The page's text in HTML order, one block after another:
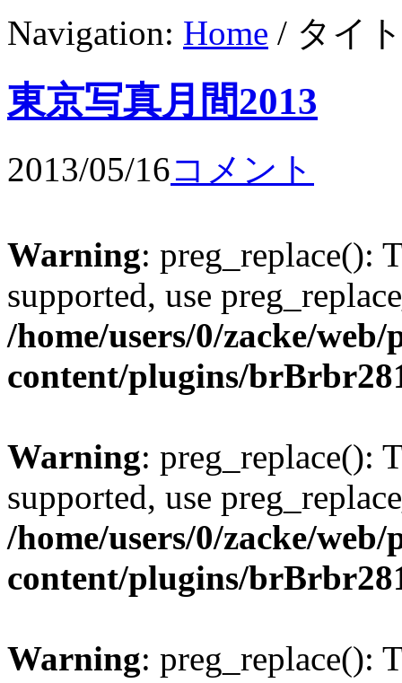
Navigation: Home / タイ
東京写真月間2013
2013/05/16コメント
Warning: preg_replace():
supported, use
/home/users/0/zacke/
content/plugins/
Warning: preg_replace():
supported, use
/home/users/0/zacke/
content/plugins/
Warning: preg_replace():